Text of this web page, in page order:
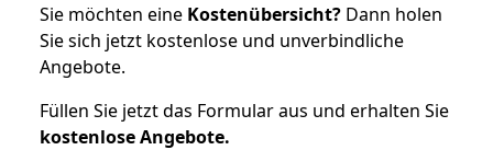
Sie möchten eine Kostenübersicht? Dann holen
Sie sich jetzt kostenlose und unverbindliche
Angebote.
Füllen Sie jetzt das Formular aus und erhalten Sie
kostenloseAngebote.